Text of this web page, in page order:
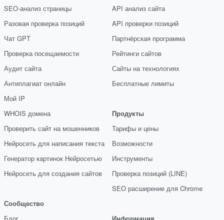
SEO-анализ страницы
Разовая проверка позиций
Чат GPT
Проверка посещаемости
Аудит сайта
Антиплагиат онлайн
Мой IP
WHOIS домена
Проверить сайт на мошенников
Нейросеть для написания текста
Генератор картинок Нейросетью
Нейросеть для создания сайтов
Сообщество
API анализ сайта
API проверки позиций
Партнёрская программа
Рейтинги сайтов
Сайты на технологиях
Бесплатные лимиты
Продукты
Тарифы и цены
Возможности
Инструменты
Проверка позиций (LINE)
SEO расширение для Chrome